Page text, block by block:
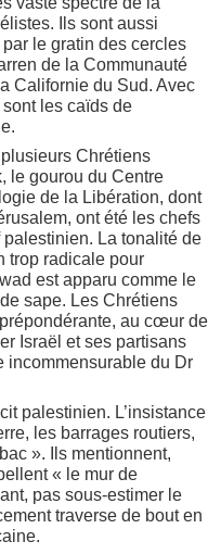
Ils sont aussi
le gratin des cercles
de la Communauté
Californie du Sud. Avec
les caïds de
Chrétiens
le gourou du Centre
de la Libération, dont
ont été les chefs
La tonalité de
trop radicale pour
est apparu comme le
sape. Les Chrétiens
au cœur de
Israël et ses partisans
incommensurable du Dr
palestinien. L’insistance
les barrages routiers,
». Ils mentionnent,
« le mur de
pas sous-estimer le
traverse de bout en